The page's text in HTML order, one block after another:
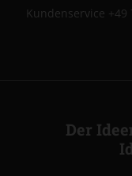
Kundenservice +49
Der